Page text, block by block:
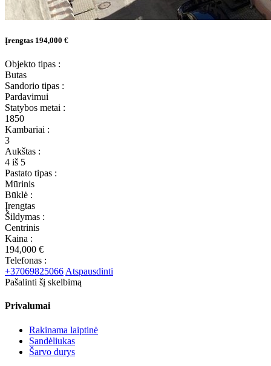
Įrengtas 194,000 €
Objekto tipas :
Butas
Sandorio tipas :
Pardavimui
Statybos metai :
1850
Kambariai :
3
Aukštas :
4 iš 5
Pastato tipas :
Mūrinis
Būklė :
Įrengtas
Šildymas :
Centrinis
Kaina :
194,000 €
Telefonas :
+37069825066 Atspausdinti
Pašalinti šį skelbimą
Privalumai
Rakinama laiptinė
Sandėliukas
Šarvo durys